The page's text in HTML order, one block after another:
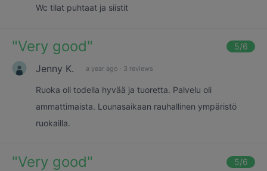
Wc tilat puhtaat ja siistit
"Very good" 5/6
Jenny K. a year ago · 3 reviews
Ruoka oli todella hyvää ja tuoretta. Palvelu oli
ammattimaista. Lounasaikaan rauhallinen ympäristö
ruokailla.
"Very good" 5/6